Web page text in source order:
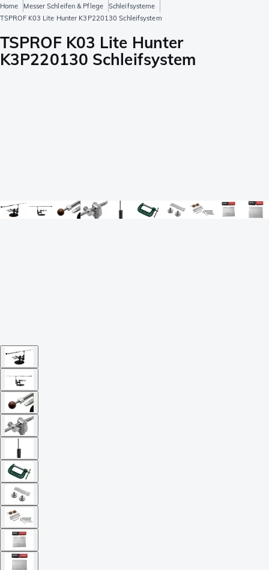
Home Messer Schleifen & Pflege
Schleifsysteme
TSPROF K03 Lite Hunter K3P220130 Schleifsystem
TSPROF K03 Lite Hunter
K3P220130 Schleifsystem